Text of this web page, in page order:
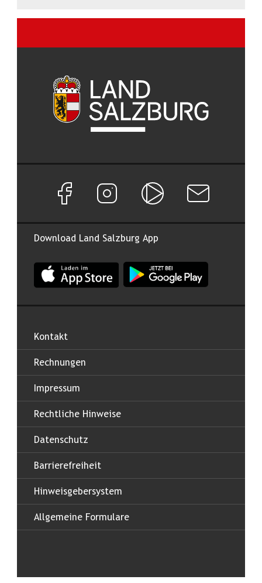
Download Land Salzburg App
App Land Salzburg im Apple App Store
App Land Salzburg im
Facebook Seite von Land Salzburg
Instagram Seite von Land Salzburg
Salzburg ONNewsletter
Kontakt
Rechnungen
Impressum
Rechtliche Hinweise
Datenschutz
Barrierefreiheit
Hinweisgebersystem
Allgemeine Formulare